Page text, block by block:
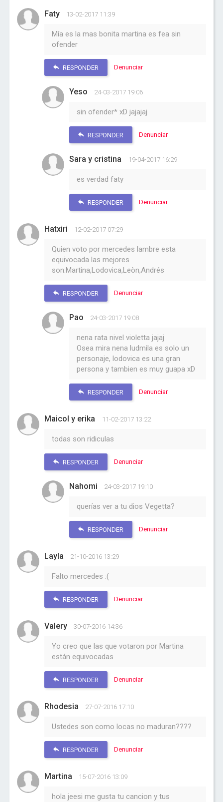
Faty 13-02-2017 11:39
Mía es la mas bonita martina es fea sin
ofender
RESPONDER Denunciar
Yeso 24-03-2017 19:06
sin ofender* xD jajajaj
RESPONDER Denunciar
Sara y cristina 19-04-2017 16:29
es verdad faty
RESPONDER Denunciar
Hatxiri 12-02-2017 07:29
Quien voto por mercedes lambre esta
equivocada las mejores
son:Martina,Lodovica,Leòn,Andrés
RESPONDER Denunciar
Pao 24-03-2017 19:08
nena rata nivel violetta jajaj
Osea mira nena ludmila es solo un
personaje, lodovica es una gran
persona y tambien es muy guapa xD
RESPONDER Denunciar
Maicol y erika 11-02-2017 13:22
todas son ridiculas
RESPONDER Denunciar
Nahomi 24-03-2017 19:10
querías ver a tu dios Vegetta?
RESPONDER Denunciar
Layla 21-10-2016 13:29
Falto mercedes :(
RESPONDER Denunciar
Valery 30-07-2016 14:36
Yo creo que las que votaron por Martina
están equivocadas
RESPONDER Denunciar
Rhodesia 27-07-2016 17:10
Ustedes son como locas no maduran????
RESPONDER Denunciar
Martina 15-07-2016 13:09
hola jeesi me gusta tu cancion y tus